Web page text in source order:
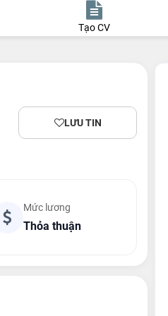
Tạo CV
LƯU TIN
Mức lương
Thỏa thuận